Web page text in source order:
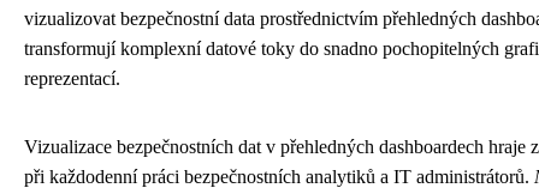
vizualizovat bezpečnostní data prostřednictvím přehledných
transformují komplexní datové toky do snadno pochopitelných
reprezentací.
Vizualizace bezpečnostních dat v přehledných dashboardech hraje
při každodenní práci bezpečnostních analytiků a IT administrátorů.